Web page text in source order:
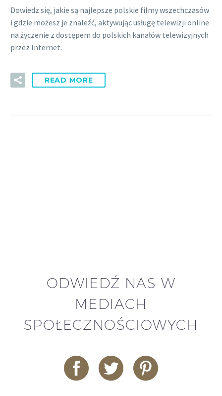
Dowiedz się, jakie są najlepsze polskie filmy wszechczasów
i gdzie możesz je znaleźć, aktywując usługę telewizji online
na życzenie z dostępem do polskich kanałów telewizyjnych
przez Internet.
READ MORE
ODWIEDŹ NAS W
MEDIACH
SPOŁECZNOŚCIOWYCH